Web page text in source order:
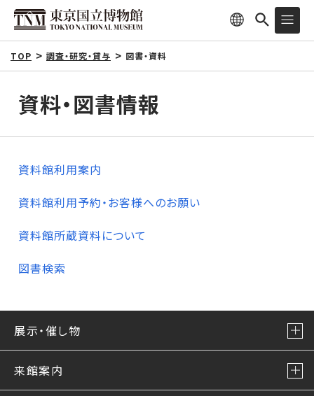
TOP 調査・研究・貸与 図書・資料
資料・図書情報
資料館利用案内
資料館利用予約・お客様へのお願い
資料館所蔵資料について
図書検索
展示・催し物
来館案内